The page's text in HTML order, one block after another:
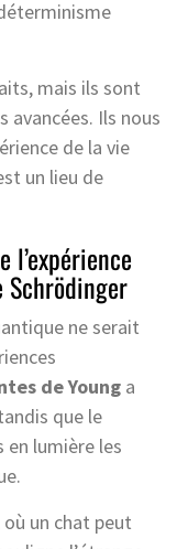
mais ils sont
avancées. Ils nous
de la vie
un lieu de
l’expérience
Schrödinger
ne serait
de Young a
que le
en lumière les
un chat peut